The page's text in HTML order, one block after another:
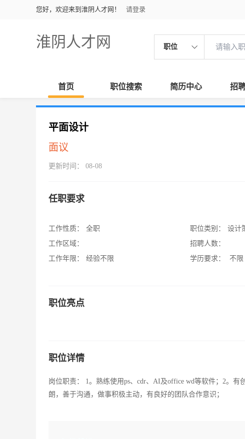
您好，欢迎来到淮阴人才网！ 请登录
淮阴人才网 职位
首页 职位搜索 简历中心 招
平面设计
面议
更新时间： 08-08
任职要求
工作性质：
全职
工作区域：
工作年限：
经验不限
职位类别：
设计
招聘人数：
学历要求：
不限
职位亮点
职位详情
岗位职责： 1。熟练使用ps、cdr、AI及office wd等软件；2。
朗，善于沟通，做事积极主动，有良好的团队合作意识；